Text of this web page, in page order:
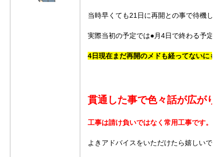
当時早くても21日に再開との事で待機し
実際当初の予定では●月4日で終わる予定
4日現在まだ再開のメドも経ってないにも
貫通した事で色々話が広がり
工事は請け負いではなく常用工事です。
よきアドバイスをいただけたら嬉しいです